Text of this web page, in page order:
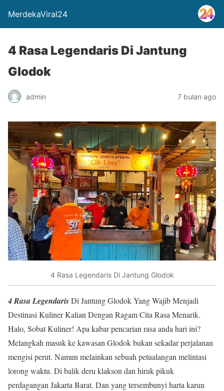
MerdekaViral24
4 Rasa Legendaris Di Jantung
Glodok
admin 7 bulan ago
4 Rasa Legendaris Di Jantung Glodok
4 Rasa LegendarisDi Jantung Glodok Yang Wajib Menjadi
Destinasi Kuliner Kalian Dengan Ragam Cita Rasa Menarik.
Halo, Sobat Kuliner! Apa kabar pencarian rasa anda hari ini?
Melangkah masuk ke kawasan Glodok bukan sekadar perjalanan
mengisi perut. Namun melainkan sebuah petualangan melintasi
lorong waktu. Di balik deru klakson dan hiruk pikuk
perdagangan Jakarta Barat. Dan yang tersembunyi harta karun